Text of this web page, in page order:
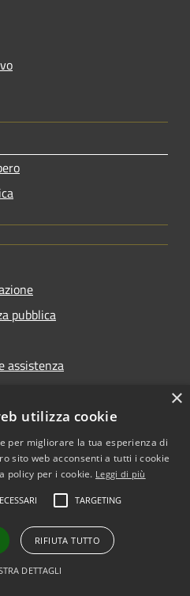
pubblica
assistenza
×
utilizza cookie
per migliorare la tua esperienza di
sito web acconsenti a tutti i cookie
policy per i cookie. Leggi di più
TARGETING
RIFIUTA TUTTO
DETTAGLI